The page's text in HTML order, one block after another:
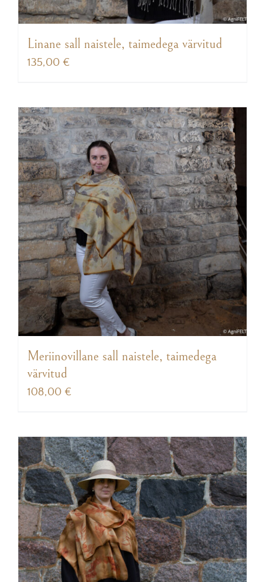
Linane sall naistele, taimedega värvitud
135,00 €
Meriinovillane sall naistele, taimedega
värvitud
108,00 €